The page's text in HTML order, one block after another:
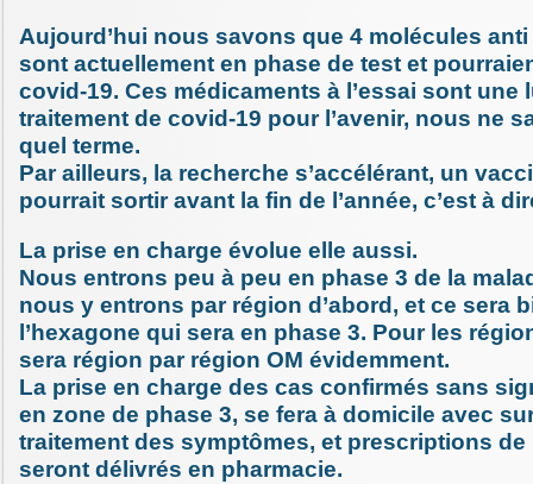
Aujourd’hui nous savons que 4 molécules
sont actuellement en phase de test et
covid-19. Ces médicaments à l’essai sont une
traitement de covid-19 pour l’avenir, nous ne
quel terme.
Par ailleurs, la recherche s’accélérant, un
pourrait sortir avant la fin de l’année, c’est à
La prise en charge évolue elle aussi.
Nous entrons peu à peu en phase 3 de la
nous y entrons par région d’abord, et ce sera
l’hexagone qui sera en phase 3. Pour les
sera région par région OM évidemment.
La prise en charge des cas confirmés sans
en zone de phase 3, se fera à domicile avec
traitement des symptômes, et prescriptions
seront délivrés en pharmacie.